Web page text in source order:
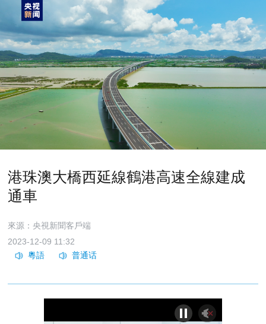
港珠澳大橋西延線鶴港高速全線建成
通車
來源：央視新聞客戶端
2023-12-09 11:32